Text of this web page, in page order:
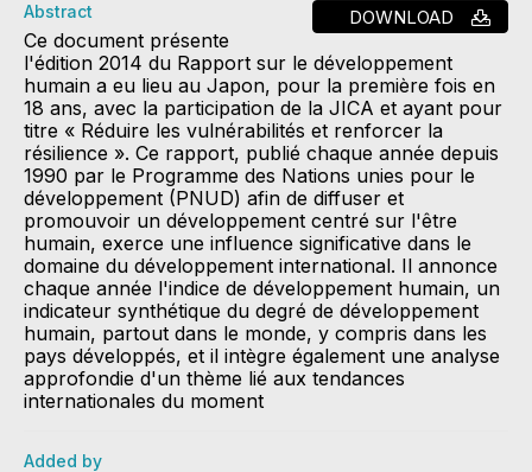
DOWNLOAD
Abstract
Ce document présente
l'édition 2014 du Rapport sur le développement
humain a eu lieu au Japon, pour la première fois en
18 ans, avec la participation de la JICA et ayant pour
titre « Réduire les vulnérabilités et renforcer la
résilience ». Ce rapport, publié chaque année depuis
1990 par le Programme des Nations unies pour le
développement (PNUD) afin de diffuser et
promouvoir un développement centré sur l'être
humain, exerce une influence significative dans le
domaine du développement international. Il annonce
chaque année l'indice de développement humain, un
indicateur synthétique du degré de développement
humain, partout dans le monde, y compris dans les
pays développés, et il intègre également une analyse
approfondie d'un thème lié aux tendances
internationales du moment
Added by